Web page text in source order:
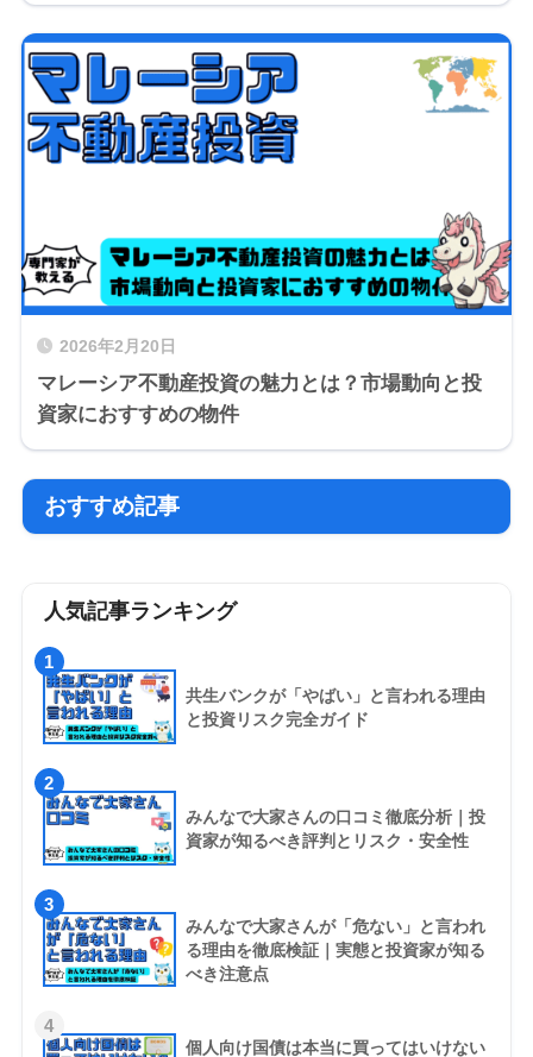
2026年2月20日
マレーシア不動産投資の魅力とは？市場動向と投
資家におすすめの物件
おすすめ記事
人気記事ランキング
1
共生バンクが「やばい」と言われる理由
と投資リスク完全ガイド
2
みんなで大家さんの口コミ徹底分析｜投
資家が知るべき評判とリスク・安全性
3
みんなで大家さんが「危ない」と言われ
る理由を徹底検証｜実態と投資家が知る
べき注意点
4
個人向け国債は本当に買ってはいけない